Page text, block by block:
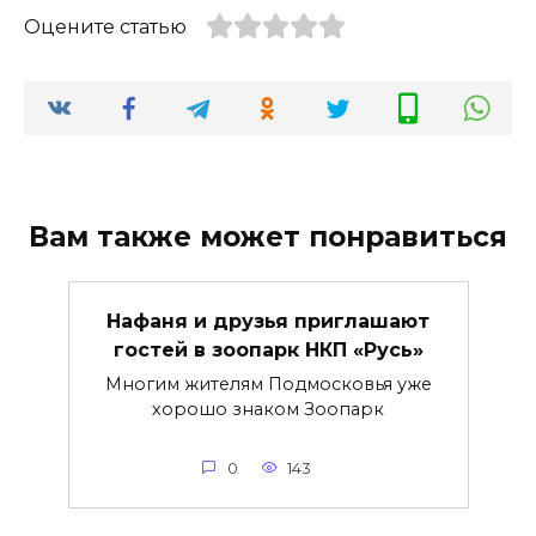
Оцените статью
Вам также может понравиться
Нафаня и друзья приглашают
гостей в зоопарк НКП «Русь»
Многим жителям Подмосковья уже
хорошо знаком Зоопарк
0 143